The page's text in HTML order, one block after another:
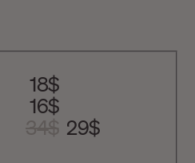
18$
16$
34$ 29$